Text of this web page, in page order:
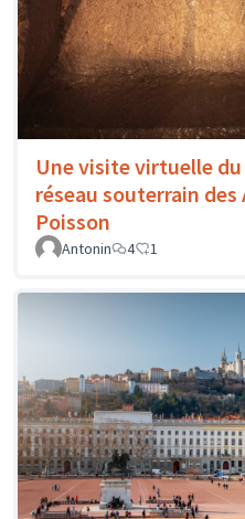
Une visite virtuelle
réseau souterrain des
Poisson
Antonin 4 1